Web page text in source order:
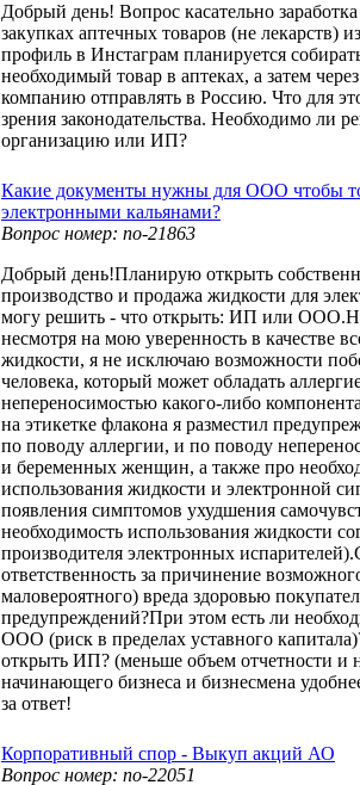
Добрый день! Вопрос касательно
закупках аптечных товаров (не лекарств)
профиль в Инстаграм планируется
необходимый товар в аптеках, а затем
компанию отправлять в Россию. Что для
зрения законодательства. Необходимо ли
организацию или ИП?
Какие документы нужны для ООО чтобы
электронными кальянами?
Вопрос номер: no-21863
Добрый день!Планирую открыть
производство и продажа жидкости для
могу решить - что открыть: ИП или
несмотря на мою уверенность в качестве
жидкости, я не исключаю возможности
человека, который может обладать
непереносимостью какого-либо
на этикетке флакона я разместил
по поводу аллергии, и по поводу
и беременных женщин, а также про
использования жидкости и электронной
появления симптомов ухудшения
необходимость использования жидкости
производителя электронных
ответственность за причинение
маловероятного) вреда здоровью
предупреждений?При этом есть ли
ООО (риск в пределах уставного
открыть ИП? (меньше объем отчетности и
начинающего бизнеса и бизнесмена
за ответ!
Корпоративный спор - Выкуп акций АО
Вопрос номер: no-22051